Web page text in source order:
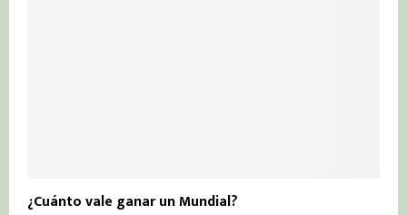
¿Cuánto vale ganar un Mundial?